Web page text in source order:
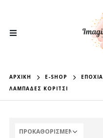
ΑΡΧΙΚΉ E-SHOP
ΛΑΜΠΆΔΕΣ ΚΟΡΊΤΣΙ